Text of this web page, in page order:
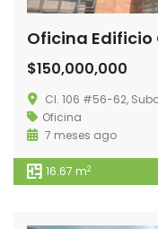
Oficina Edificio
$150,000,000
Cl. 106 #56-62,
Oficina
7 meses ago
16.67 m2